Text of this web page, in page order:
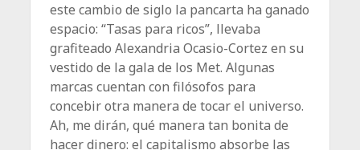
este cambio de siglo la pancarta ha ganado
espacio: “Tasas para ricos”, llevaba
grafiteado Alexandria Ocasio-Cortez en su
vestido de la gala de los Met. Algunas
marcas cuentan con filósofos para
concebir otra manera de tocar el universo.
Ah, me dirán, qué manera tan bonita de
hacer dinero: el capitalismo absorbe las